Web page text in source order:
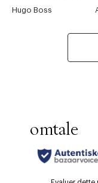
Hugo Boss